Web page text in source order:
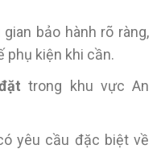
gian bảo hành rõ ràng,
phụ kiện khi cần.
trong khu vực An
yêu cầu đặc biệt về